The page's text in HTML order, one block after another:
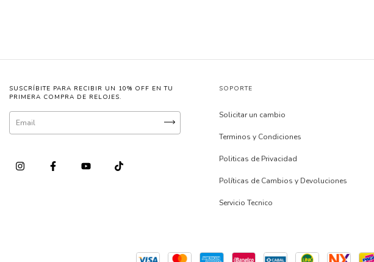
SUSCRÍBITE PARA RECIBIR UN 10% OFF EN TU
PRIMERA COMPRA DE RELOJES.
SOPORTE
Solicitar un cambio
Terminos y Condiciones
Politicas de Privacidad
Políticas de Cambios y Devoluciones
Servicio Tecnico